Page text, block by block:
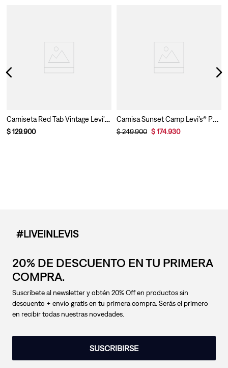
Camiseta Red Tab Vintage Levi’s® Para Hombre
$129.900
Camisa Sunset Camp Levi’s® Para Hombre
$249.900 $174.930
#LIVEINLEVIS
20% DE DESCUENTO EN TU PRIMERA
COMPRA.
Suscríbete al newsletter y obtén 20% Off en productos sin
descuento + envío gratis en tu primera compra. Serás el primero
en recibir todas nuestras novedades.
SUSCRIBIRSE